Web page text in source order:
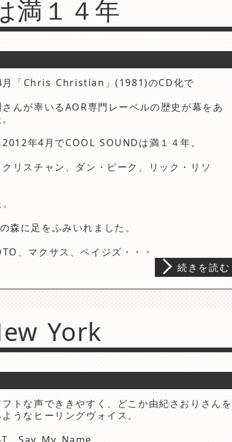
満１４年
月「Chris Christian」(1981)のCD化で
んが率いるAOR専門レーベルの歴史が幕をあ
年4月でCOOL SOUNDは満１４年。
クリスチャン、ダン・ピーク、リック・リソ
森に足をふみいれました。
、マクサス、ペイジズ・・・
続きを読む
York
フトな声でききやすく、どこか由紀さおりさんを
うなヒーリングヴォイス。